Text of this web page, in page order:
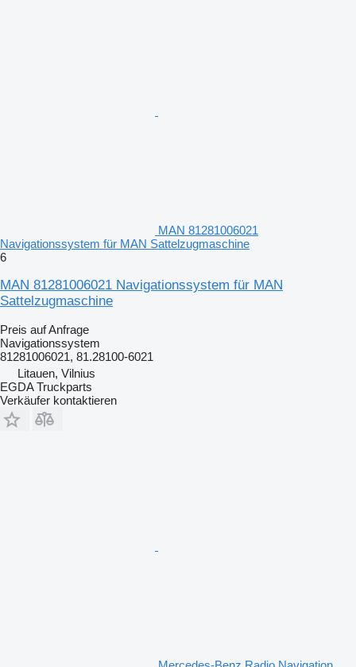
MAN 81281006021
Navigationssystem für MAN Sattelzugmaschine
6
MAN 81281006021 Navigationssystem für MAN
Sattelzugmaschine
Preis auf Anfrage
Navigationssystem
81281006021, 81.28100-6021
Litauen, Vilnius
EGDA Truckparts
Verkäufer kontaktieren